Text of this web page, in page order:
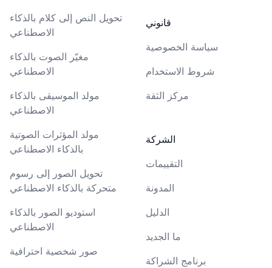
تحويل النص إلى كلام بالذكاء
الاصطناعي
مغيّر الصوت بالذكاء
الاصطناعي
مولد الموسيقى بالذكاء
الاصطناعي
مولد المؤثرات الصوتية
بالذكاء الاصطناعي
تحويل الصور إلى رسوم
متحركة بالذكاء الاصطناعي
استوديو الصور بالذكاء
الاصطناعي
صور شخصية احترافية
قانوني
سياسة الخصوصية
شروط الاستخدام
مركز الثقة
الشركة
التقييمات
المدونة
الدليل
ما الجديد
برنامج الشراكة